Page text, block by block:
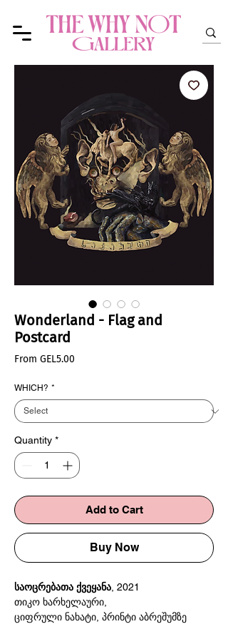
Wonderland - Flag and
Postcard
From GEL5.00
WHICH? *
Quantity *
Add to Cart
Buy Now
საოცრებათა ქვეყანა , 2021
თიკო ხარხელაური,
ციფრული ნახატი, პრინტი აბრეშუმზე